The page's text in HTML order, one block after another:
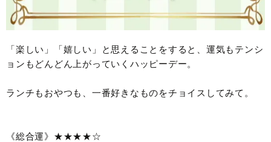
「楽しい」「嬉しい」と思えることをすると、運気もテンシ
ョンもどんどん上がっていくハッピーデー。
ランチもおやつも、一番好きなものをチョイスしてみて。
《総合運》★★★★☆